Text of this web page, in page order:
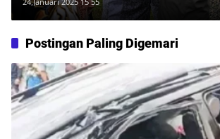
Postingan Paling Digemari